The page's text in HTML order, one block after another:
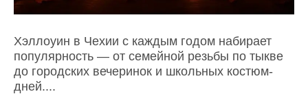
Хэллоуин в Чехии с каждым годом набирает
популярность — от семейной резьбы по тыкве
до городских вечеринок и школьных костюм-
дней....